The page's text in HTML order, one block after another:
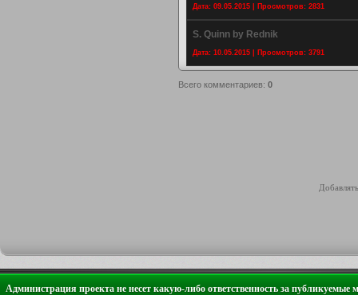
Дата: 09.05.2015 | Просмотров: 2831
S. Quinn by Rednik
Дата: 10.05.2015 | Просмотров: 3791
Всего комментариев: 0
Администрация проекта не несет какую-либо ответственность за публикуемые